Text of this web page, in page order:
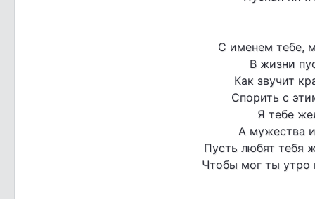
С именем тебе,
В жизни
Как звучит
Спорить с
Я тебе
А мужества
Пусть любят тебя
Чтобы мог ты утро